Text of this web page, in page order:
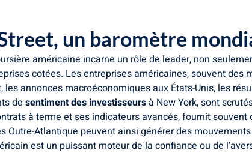
un baromètre
américaine incarne un rôle de leader, non
cotées. Les entreprises américaines, souvent
les annonces macroéconomiques aux États-Unis, les
de sentiment des investisseursà New York, sont
à terme et ses indicateurs avancés, fournit
Outre-Atlantique peuvent ainsi générer des
est un puissant moteur de la confiance ou de